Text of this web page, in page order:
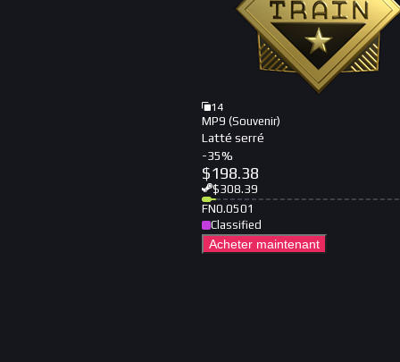
14
MP9 (Souvenir)
Latté serré
-35%
$198.38
$308.39
FN0.0501
Classified
Acheter maintenant